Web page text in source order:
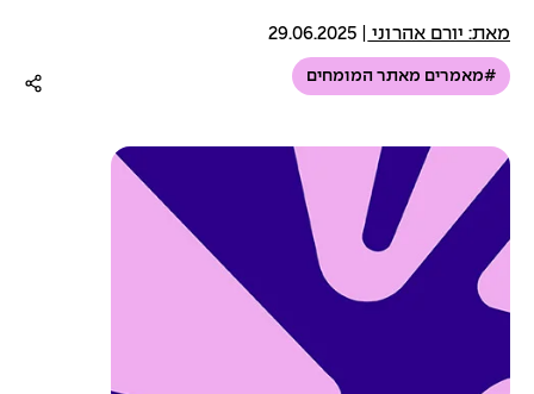
מאת: יורם אהרוני 29.06.2025
#מאמרים מאתר המומחים